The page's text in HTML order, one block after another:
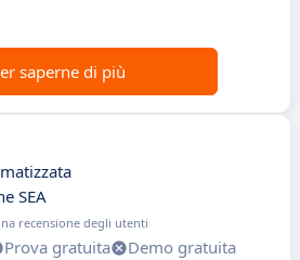
saperne di più
SEA
recensione degli utenti
Prova gratuita
Demo gratuita